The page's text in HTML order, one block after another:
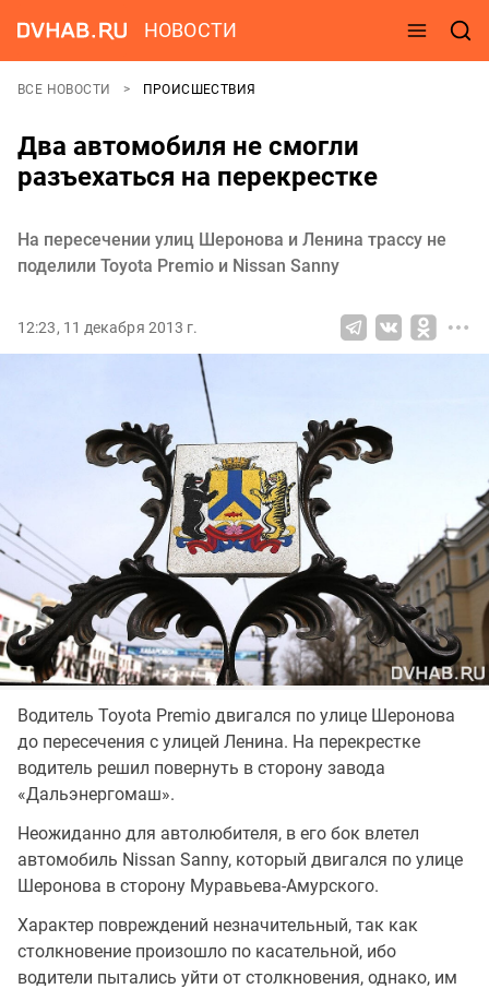
НОВОСТИ
ВСЕ НОВОСТИ ПРОИСШЕСТВИЯ
Два автомобиля не смогли
разъехаться на перекрестке
На пересечении улиц Шеронова и Ленина трассу не
поделили Toyota Premio и Nissan Sanny
12:23, 11 декабря 2013 г.
Водитель Toyota Premio двигался по улице Шеронова
до пересечения с улицей Ленина. На перекрестке
водитель решил повернуть в сторону завода
«Дальэнергомаш».
Неожиданно для автолюбителя, в его бок влетел
автомобиль Nissan Sanny, который двигался по улице
Шеронова в сторону Муравьева-Амурского.
Характер повреждений незначительный, так как
столкновение произошло по касательной, ибо
водители пытались уйти от столкновения, однако, им